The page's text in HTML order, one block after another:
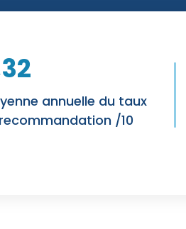
annuelle du taux
/10